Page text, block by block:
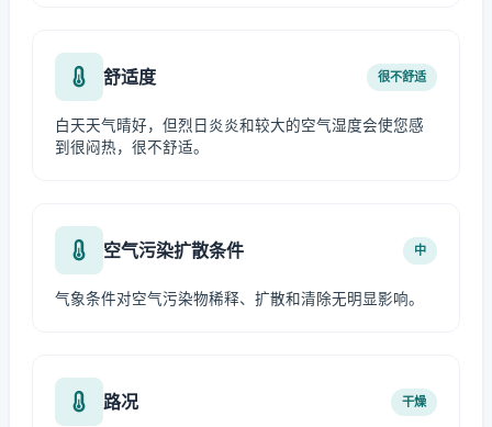
舒适度 很不舒适
白天天气晴好，但烈日炎炎和较大的空气湿度会使您感
到很闷热，很不舒适。
空气污染扩散条件 中
气象条件对空气污染物稀释、扩散和清除无明显影响。
路况 干燥